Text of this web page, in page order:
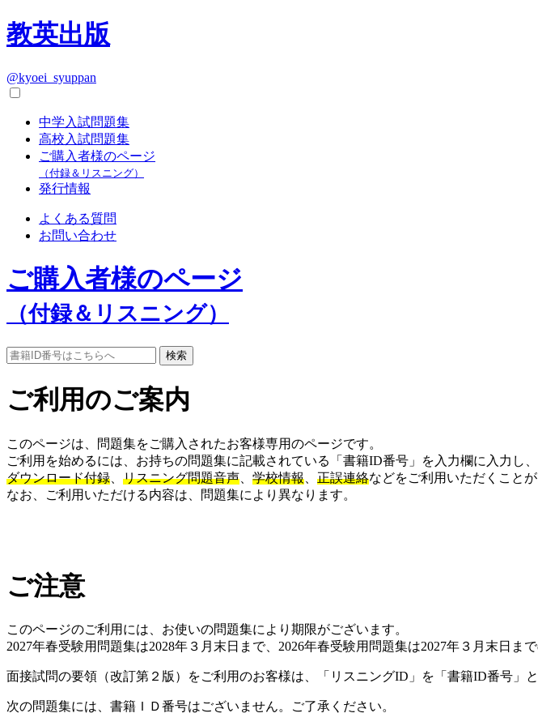
教英出版
@kyoei_syuppan
中学入試問題集
高校入試問題集
ご購入者様のページ
（付録＆リスニング）
発行情報
よくある質問
お問い合わせ
ご購入者様のページ
（付録＆リスニング）
ご利用のご案内
このページは、問題集をご購入されたお客様専用のページです。
ご利用を始めるには、お持ちの問題集に記載されている「書籍ID番号」を入力欄に入力し、
ダウンロード付録
リスニング問題音声 学校情報 正誤連絡などをご利用いただくことが
なお、ご利用いただける内容は、問題集により異なります。
ご注意
このページのご利用には、お使いの問題集により期限がございます。
2027年春受験用問題集は2028年３月末日まで、2026年春受験用問題集は2027年３月末日ま
面接試問の要領（改訂第２版）をご利用のお客様は、「リスニングID」を「書籍ID番号」
次の問題集には、書籍ＩＤ番号はございません。ご了承ください。